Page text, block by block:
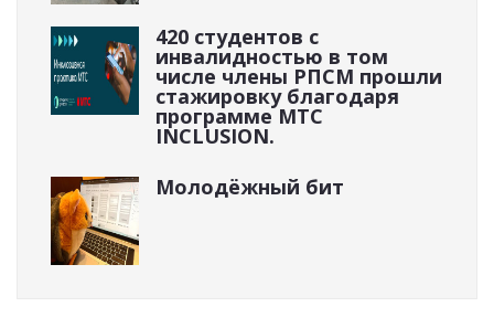
420 студентов с
инвалидностью в том
числе члены РПСМ прошли
стажировку благодаря
программе МТС
INCLUSION.
Молодёжный бит